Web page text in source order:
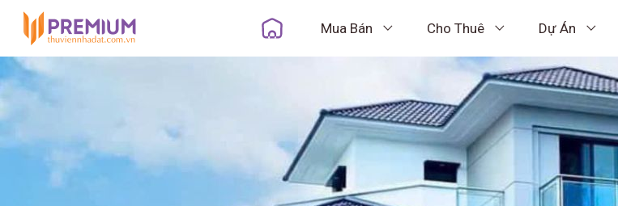
Mua Bán Cho Thuê Dự Án